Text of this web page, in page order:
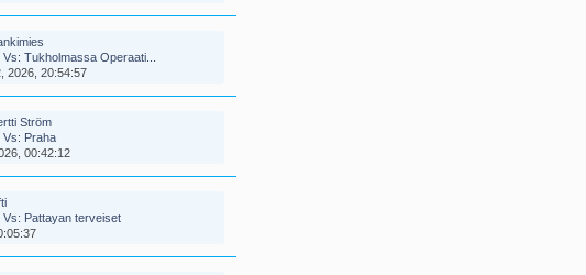
Vs: Tukholmassa Operaati...
2026, 20:54:57
Ström
Vs: Praha
00:42:12
Vs: Pattayan terveiset